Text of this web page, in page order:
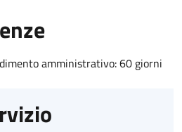
amministrativo: 60 giorni